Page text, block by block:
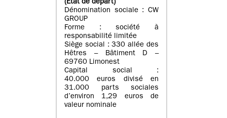
(Etatde départ)
Dénomination sociale : CW
GROUP
Forme : société à
responsabilité limitée
Siège social : 330 allée des
Hêtres – Bâtiment D –
69760 Limonest
Capital social :
40.000 euros divisé en
31.000 parts sociales
d’environ 1,29 euros de
valeur nominale